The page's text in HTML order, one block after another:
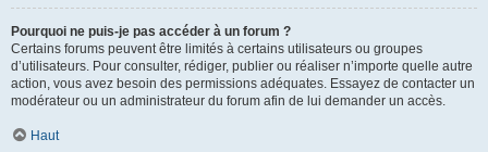
Pourquoi ne puis-je pas accéder à un forum ?
Certains forums peuvent être limités à certains utilisateurs ou groupes
d’utilisateurs. Pour consulter, rédiger, publier ou réaliser n’importe quelle autre
action, vous avez besoin des permissions adéquates. Essayez de contacter un
modérateur ou un administrateur du forum afin de lui demander un accès.
Haut